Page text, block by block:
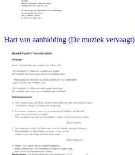
Hart van aanbidding (De muziek vervaagt)